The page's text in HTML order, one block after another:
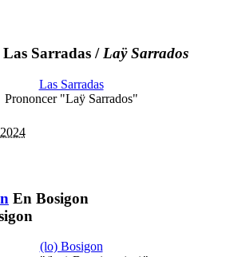
Las Sarradas /Laÿ Sarrados
Las Sarradas
Prononcer "Laÿ Sarrados"
En Bosigon
(lo) Bosigon